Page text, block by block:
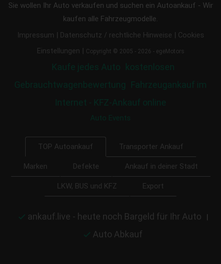
Sie wollen Ihr Auto verkaufen und suchen ein Autoankauf - Wir
kaufen alle Fahrzeugmodelle.
Impressum | Datenschutz / rechtliche Hinweise | Cookies
Einstellungen | Copyright © 2005 - 2026 - egeMotors
Kaufe jedes Auto kostenlosen
Gebrauchtwagenbewertung Fahrzeugankauf im
Internet - KFZ-Ankauf online
Auto Events
TOP Autoankauf Transporter Ankauf
Marken Defekte Ankauf in deiner Stadt
LKW, BUS und KFZ Export
ankauf.live - heute noch Bargeld für Ihr Auto |
Auto Abkauf